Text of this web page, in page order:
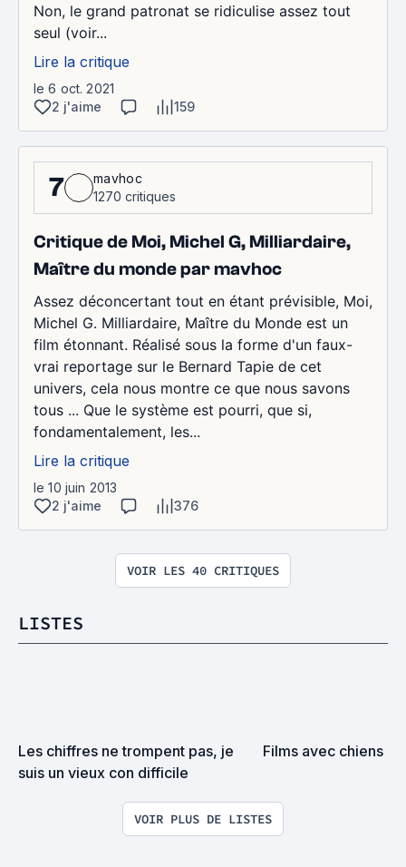
Non, le grand patronat se ridiculise assez tout
seul (voir...
Lire la critique
le 6 oct. 2021
2 j'aime
159
7
mavhoc
1270 critiques
Critique de Moi, Michel G, Milliardaire,
Maître du monde par mavhoc
Assez déconcertant tout en étant prévisible, Moi,
Michel G. Milliardaire, Maître du Monde est un
film étonnant. Réalisé sous la forme d'un faux-
vrai reportage sur le Bernard Tapie de cet
univers, cela nous montre ce que nous savons
tous ... Que le système est pourri, que si,
fondamentalement, les...
Lire la critique
le 10 juin 2013
2 j'aime
376
VOIR LES 40 CRITIQUES
LISTES
Les chiffres ne trompent pas, je
suis un vieux con difficile
Films avec chiens
VOIR PLUS DE LISTES